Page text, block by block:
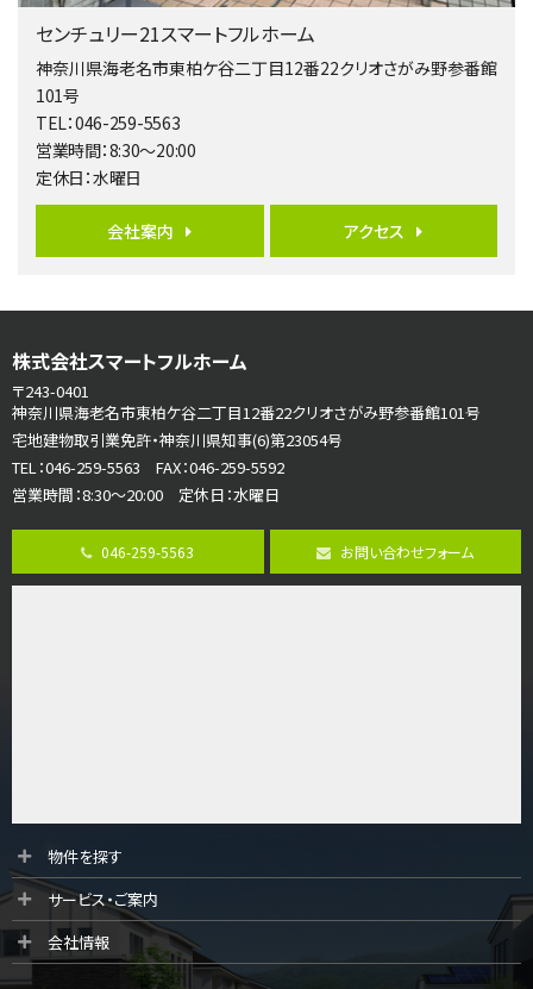
3,680万円
バ19分・ 歩8分
開放感があり日当たり良好な南西・北西角地区画。 …
第6位
4ＳＬＤＫ
海老名駅
長後駅
バ11分 歩6分
全棟ＬＤＫは16帖の4ＬＤＫ！食器洗い乾燥機や浴…
第8位
3,680万円
4ＬＤＫ
さがみ野駅
第10位
3,180万円
海老名駅
大規模開発分譲地内の新築戸建！開発道路は幅員４.…
センチュリー21スマートフルホーム
神奈川県海老名市東柏ケ谷二丁目12番22クリオさがみ野参番館
101号
TEL：046-259-5563
営業時間：8:30～20:00
定休日：水曜日
会社案内 アクセス
株式会社スマートフルホーム
〒243-0401
神奈川県海老名市東柏ケ谷二丁目12番22クリオさがみ野参番館101号
宅地建物取引業免許・神奈川県知事(6)第23054号
TEL：046-259-5563 FAX：046-259-5592
営業時間：8:30～20:00 定休日：水曜日
046-259-5563 お問い合わせフォーム
物件を探す
サービス・ご案内
会社情報